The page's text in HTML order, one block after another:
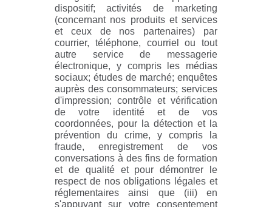
dispositif; activités de marketing
(concernant nos produits et services
et ceux de nos partenaires) par
courrier, téléphone, courriel ou tout
autre service de messagerie
électronique, y compris les médias
sociaux; études de marché; enquêtes
auprès des consommateurs; services
d'impression; contrôle et vérification
de votre identité et de vos
coordonnées, pour la détection et la
prévention du crime, y compris la
fraude, enregistrement de vos
conversations à des fins de formation
et de qualité et pour démontrer le
respect de nos obligations légales et
réglementaires ainsi que (iii) en
s'appuyant sur votre consentement